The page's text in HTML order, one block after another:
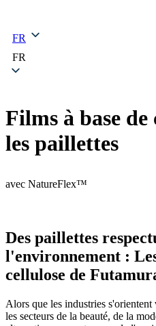
FR
FR
Films à base
les paillettes
avec NatureFlex™
Des paillettes
l'environnement :
cellulose de
Alors que les industries s'orientent
les secteurs de la beauté, de la